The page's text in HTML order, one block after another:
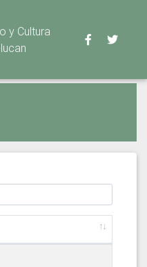
y Cultura